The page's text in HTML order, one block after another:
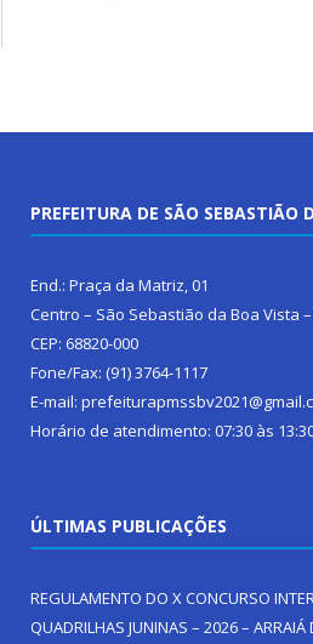
PREFEITURA DE SÃO SEBASTIÃO
End.: Praça da Matriz, 01
Centro – São Sebastião da Boa Vista –
CEP: 68820-000
Fone/Fax: (91) 3764-1117
E-mail:
Horário de atendimento: 07:30 às
ÚLTIMAS PUBLICAÇÕES
REGULAMENTO DO X CONCURSO
QUADRILHAS JUNINAS – 2026 – ARRAIÁ